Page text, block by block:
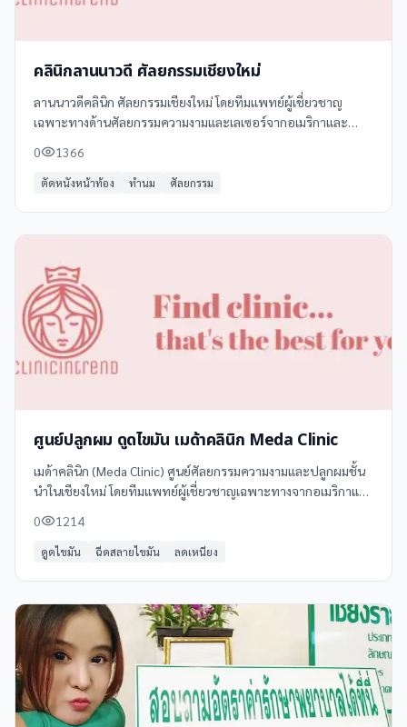
คลินิกลานนาวดี ศัลยกรรมเชียงใหม่
ลานนาวดีคลินิก ศัลยกรรมเชียงใหม่ โดยทีมแพทย์ผู้เชี่ยวชาญ
เฉพาะทางด้านศัลยกรรมความงามและเลเซอร์จากอเมริกาและ
เสริมคาง ตาสองชั้น ปากกระจับ
0 1366
ตัดหนังหน้าท้อง ทำนม ศัลยกรรม
ศูนย์ปลูกผม ดูดไขมัน เมด้าคลินิก Meda Clinic
เมด้าคลินิก (Meda Clinic) ศูนย์ศัลยกรรมความงามและปลูกผมชั้น
นำในเชียงใหม่ โดยทีมแพทย์ผู้เชี่ยวชาญเฉพาะทางจากอเมริกาและ
ปลอดภัย ได้มาตรฐาน
0 1214
ดูดไขมัน ฉีดสลายไขมัน ลดเหนียง